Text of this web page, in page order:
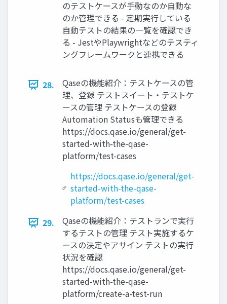
のテストケースが手動なのか自動な
のか管理できる - 定期実行している
自動テストの結果の一覧を確認でき
る - JestやPlaywrightなどのテスティ
ングフレームワークと連携できる
28.
Qaseの機能紹介：テストケースの管
理、登録 テストスイート・テストケ
ースの管理 テストケースの登録
Automation Statusも管理できる
https://docs.qase.io/general/get-
started-with-the-qase-
platform/test-cases
https://docs.qase.io/general/get-
started-with-the-qase-
platform/test-cases
29.
Qaseの機能紹介：テストランで実行
するテストの管理 テスト実施するケ
ースの決定やアサイン テストの実行
状況を確認
https://docs.qase.io/general/get-
started-with-the-qase-
platform/create-a-test-run